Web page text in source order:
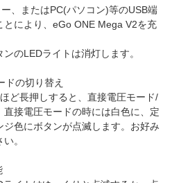
、またはPC(パソコン)等のUSB端
により、eGo ONE Mega V2を充
のLEDライトは消灯します。
ドの切り替え
ど長押しすると、直接電圧モード/
接電圧モードの時には白色に、定
色にボタンが点滅します。お好み
。